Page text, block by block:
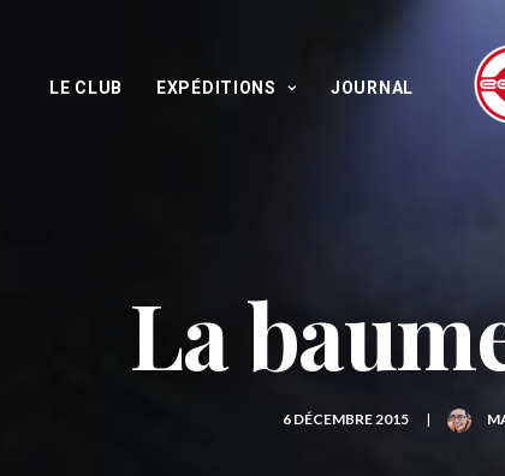
LE CLUB EXPÉDITIONS JOURNAL
La
6 DÉCEMBRE 2015 |